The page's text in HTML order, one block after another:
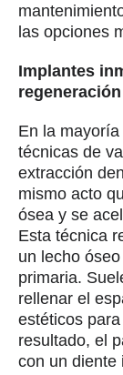
las opciones
Implantes
En la
técnicas de
extracción
mismo acto
ósea y se
Esta técnica
un lecho
primaria.
rellenar el
estéticos
resultado, el
con un diente